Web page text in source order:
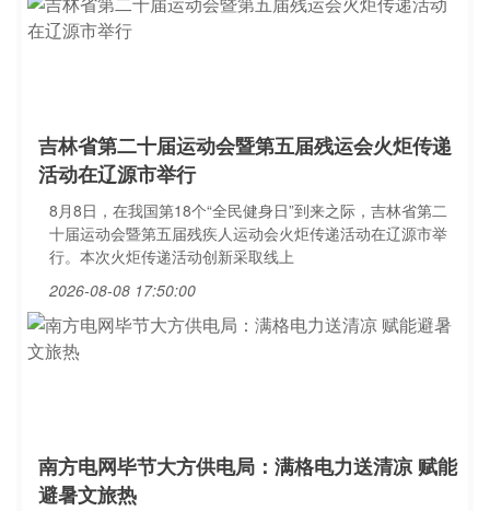
吉林省第二十届运动会暨第五届残运会火炬传递
活动在辽源市举行
8月8日，在我国第18个“全民健身日”到来之际，吉林省第二
十届运动会暨第五届残疾人运动会火炬传递活动在辽源市举
行。本次火炬传递活动创新采取线上
2026-08-08 17:50:00
南方电网毕节大方供电局：满格电力送清凉 赋能
避暑文旅热